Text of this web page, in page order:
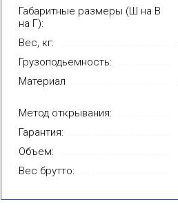
Габаритные размеры (Ш на В
на Г):
Вес, кг:
Грузоподьемность:
Материал
Метод открывания:
Гарантия:
Объем:
Вес брутто: